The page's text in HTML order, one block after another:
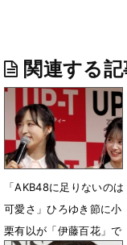
関連する
「AKB48に足りないのは
可愛さ」ひろゆき節に小
栗有以が「伊藤百花」で